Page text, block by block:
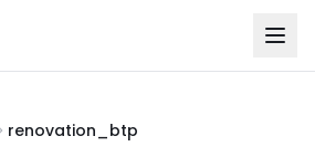
renovation_btp